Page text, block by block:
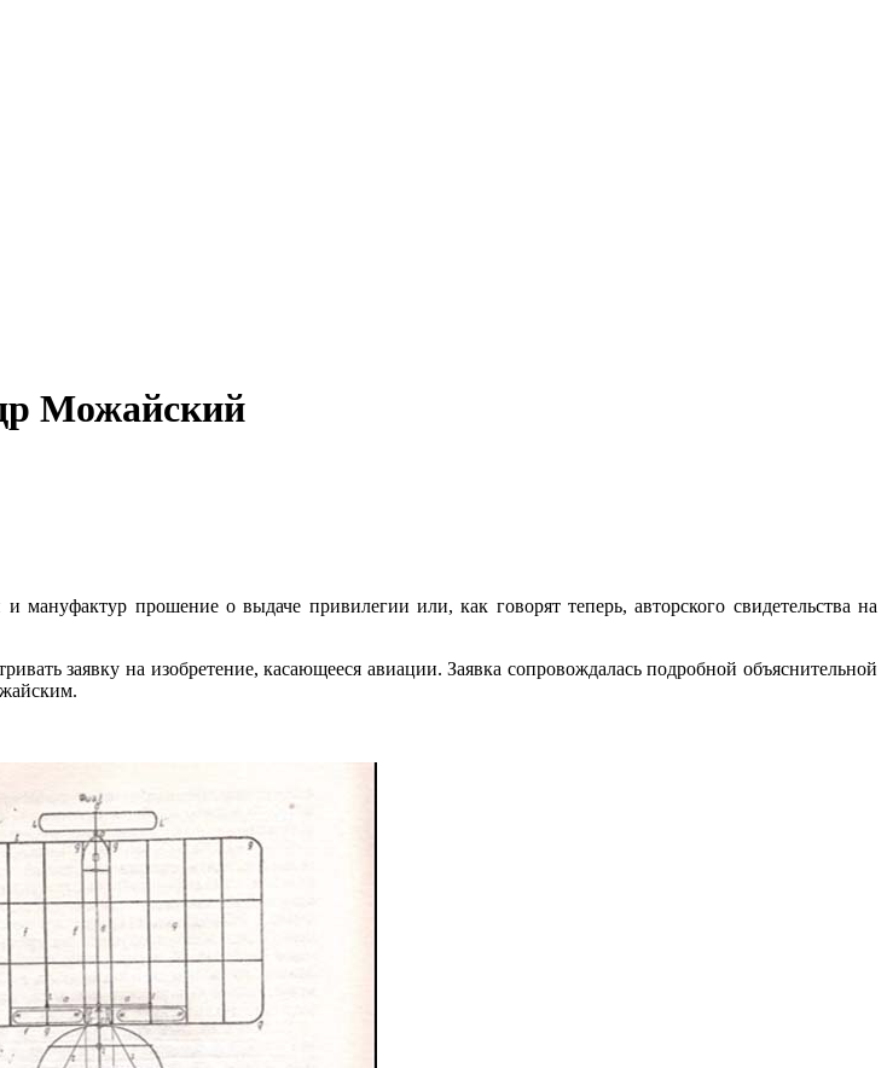
Можайский
прошение о выдаче привилегии или, как говорят теперь, авторского свидетельства на
заявку на изобретение, касающееся авиации. Заявка сопровождалась подробной объяснительной